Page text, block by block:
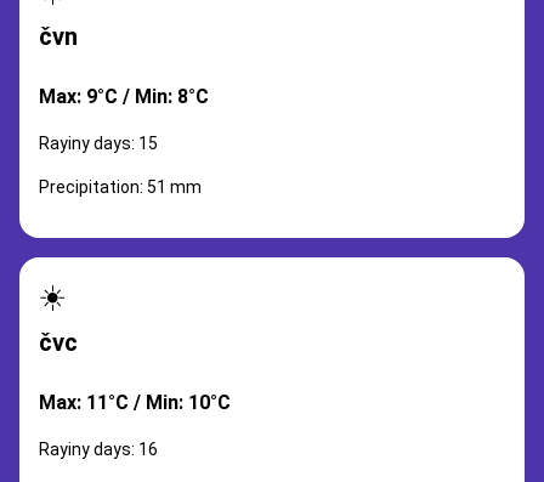
čvn
Max: 9°C / Min: 8°C
Rayiny days: 15
Precipitation: 51 mm
☀️
čvc
Max: 11°C / Min: 10°C
Rayiny days: 16